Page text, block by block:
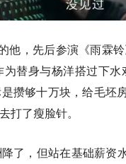
他，先后参演《雨霖
替身与杨洋搭过下
攒够十万块，给毛坯
了瘦脸针。
了，但站在基础薪资